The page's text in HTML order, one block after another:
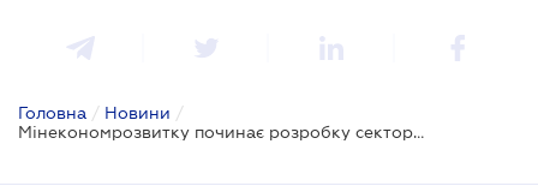
Головна / Новини /
Мінекономрозвитку починає розробку секторальних експортних стратегій